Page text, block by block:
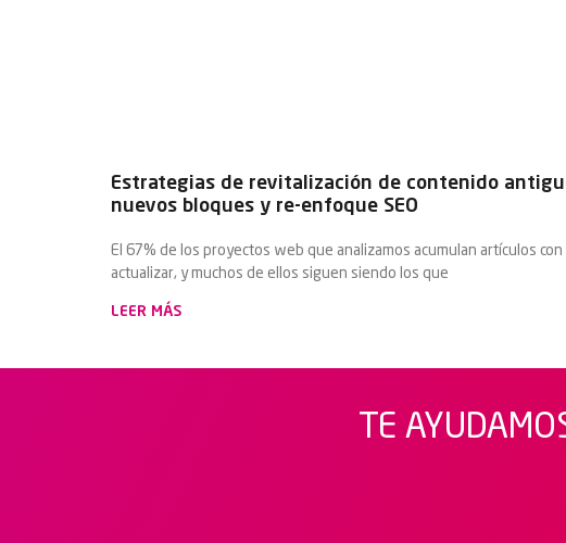
Estrategias de revitalización de contenido
nuevos bloques y re-enfoque SEO
El 67% de los proyectos web que analizamos acumulan artículos
actualizar, y muchos de ellos siguen siendo los que
LEER MÁS
TE